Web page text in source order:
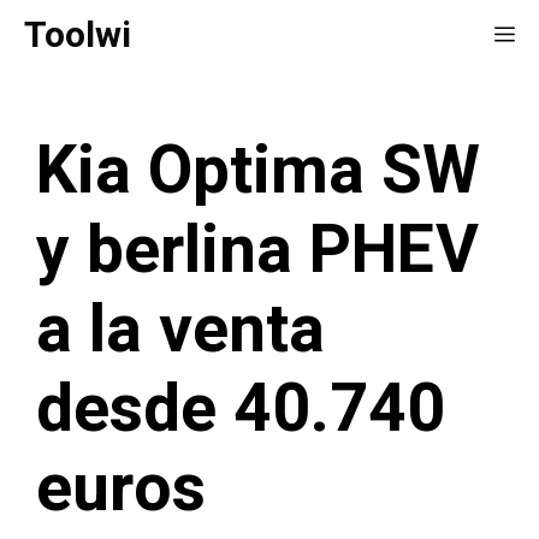
SaltarToolwi
Kia Optima SW
y berlina PHEV
a la venta
desde 40.740
euros